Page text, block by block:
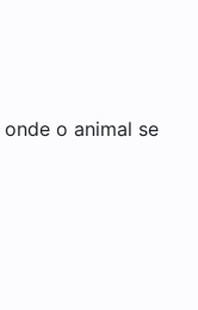
o animal se